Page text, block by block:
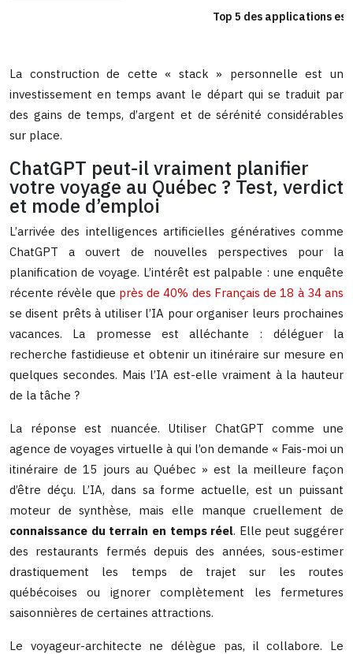
Top 5 des applications
La construction de cette « stack » personnelle est un
investissement en temps avant le départ qui se traduit par
des gains de temps, d’argent et de sérénité considérables
sur place.
ChatGPT peut-il vraiment planifier
votre voyage au Québec ? Test, verdict
et mode d’emploi
L’arrivée des intelligences artificielles génératives comme
ChatGPT a ouvert de nouvelles perspectives pour la
planification de voyage. L’intérêt est palpable : une enquête
récente révèle que près de 40% des Français de 18 à 34 ans
se disent prêts à utiliser l’IA pour organiser leurs prochaines
vacances. La promesse est alléchante : déléguer la
recherche fastidieuse et obtenir un itinéraire sur mesure en
quelques secondes. Mais l’IA est-elle vraiment à la hauteur
de la tâche ?
La réponse est nuancée. Utiliser ChatGPT comme une
agence de voyages virtuelle à qui l’on demande « Fais-moi un
itinéraire de 15 jours au Québec » est la meilleure façon
d’être déçu. L’IA, dans sa forme actuelle, est un puissant
moteur de synthèse, mais elle manque cruellement de
connaissance du terrain en temps réel. Elle peut suggérer
des restaurants fermés depuis des années, sous-estimer
drastiquement les temps de trajet sur les routes
québécoises ou ignorer complètement les fermetures
saisonnières de certaines attractions.
Le voyageur-architecte ne délègue pas, il collabore. Le